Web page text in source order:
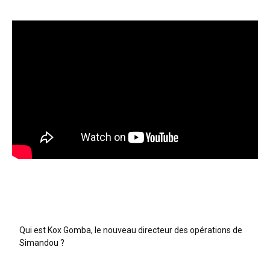
Qui est Kox Gomba, le nouveau directeur des opérations de
Simandou ?